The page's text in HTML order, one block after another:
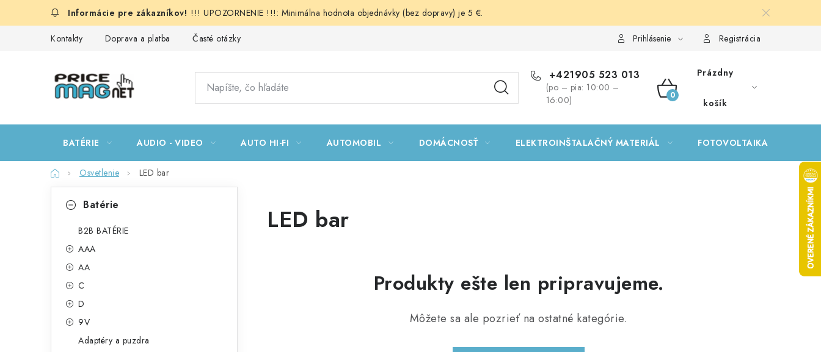
!!! UPOZORNENIE !!!: Minimálna hodnota objednávky (bez dopravy) je 5 €.
Kontakty Doprava a platba Časté otázky Prihlásenie Registrácia
+421905 523 013
(po – pia: 10:00 –
16:00)
NÁKUPNÝ
Prázdny
košík
BATÉRIE AUDIO - VIDEO AUTO HI-FI AUTOMOBIL DOMÁCNOSŤ ELEKTROINŠTALAČNÝ MATERIÁL FOTOVOLTAIKA
DomovOsvetlenie LED bar
kategórieBatérie
B2B BATÉRIE
AAA
AA
C
D
9V
Adaptéry a puzdra
LED bar
Produkty ešte len pripravujeme.
Môžete sa ale pozrieť na ostatné kategórie.